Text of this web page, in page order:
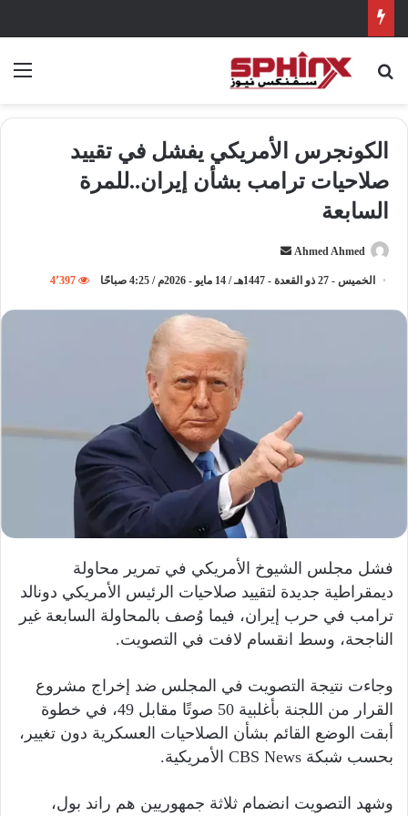
بحث عن
الكونجرس الأمريكي يفشل في تقييد
صلاحيات ترامب بشأن إيران..للمرة
السابعة
Ahmed Ahmed
ا
إ
ل
ك
ن
ا
الخميس - 27 ذو القعدة - 1447هـ / 14 مايو - 2026م / 4:25 صباحًا 4٬397
فشل مجلس الشيوخ الأمريكي في تمرير محاولة
ديمقراطية جديدة لتقييد صلاحيات الرئيس الأمريكي دونالد
ترامب في حرب إيران، فيما وُصف بالمحاولة السابعة غير
الناجحة، وسط انقسام لافت في التصويت.
وجاءت نتيجة التصويت في المجلس ضد إخراج مشروع
القرار من اللجنة بأغلبية 50 صوتًا مقابل 49، في خطوة
أبقت الوضع القائم بشأن الصلاحيات العسكرية دون تغيير،
بحسب شبكة CBS News الأمريكية.
وشهد التصويت انضمام ثلاثة جمهوريين هم راند بول،